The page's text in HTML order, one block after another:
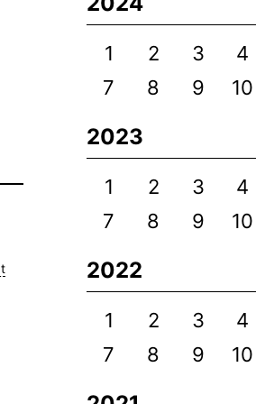
1 2 3 4
7
8 9 10
2023
1 2 3 4
7
8 9 10
2022
1 2 3 4
7
8 9 10